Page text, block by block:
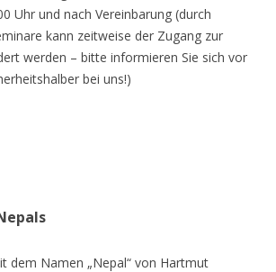
Uhr und nach Vereinbarung (durch
kann zeitweise der Zugang zur
werden – bitte informieren Sie sich vor
bei uns!)
dem Namen „Nepal“ von Hartmut